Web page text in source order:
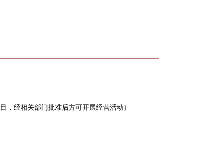
，经相关部门批准后方可开展经营活动）